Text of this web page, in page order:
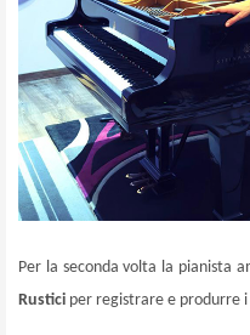
Per la seconda volta la pianista
Rustici per registrare e produrre i